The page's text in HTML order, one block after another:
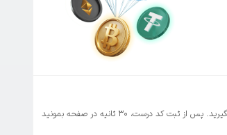
شما می‌تونید هر روز با ثبت کد مخصوصی که در شبکه‌های اجتماعی والکس قرار می‌گیره، جایزه بگیرید. پس از ثبت کد درست، ۳۰ ثانیه در صفحه بمونید